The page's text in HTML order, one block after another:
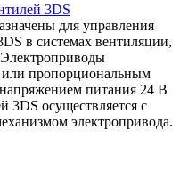
3DS
для управления
в системах вентиляции,
или пропорциональным
питания 24 В
3DS осуществляется с
электропривода.